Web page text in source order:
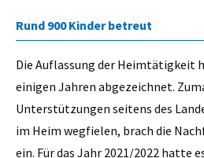
Rund 900 Kinder betreut
Die Auflassung der Heimtätigkeit
einigen Jahren abgezeichnet.
Unterstützungen seitens des
im Heim wegfielen, brach die
ein. Für das Jahr 2021/2022 hatte